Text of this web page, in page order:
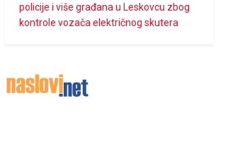
policije i više građana u Leskovcu zbog
kontrole vozača električnog skutera